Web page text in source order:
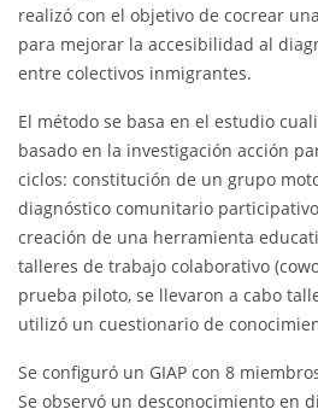
realizó con el objetivo de cocrear
para mejorar la accesibilidad al
entre colectivos inmigrantes.
El método se basa en el estudio
basado en la investigación acción
ciclos: constitución de un grupo
diagnóstico comunitario
creación de una herramienta
talleres de trabajo colaborativo
prueba piloto, se llevaron a cabo
utilizó un cuestionario de
Se configuró un GIAP con 8
Se observó un desconocimiento en